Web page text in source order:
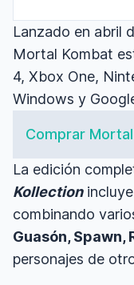
Lanzado en abril
Mortal Kombat
4, Xbox One,
Windows y
Comprar Mortal
La edición
Kollectionincluye
combinando
Guasón, Spawn,
personajes de